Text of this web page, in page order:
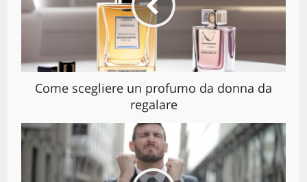
Come scegliere un profumo da donna da
regalare